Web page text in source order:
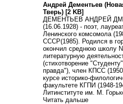
Андрей Дементьев
Тверь) [2 KB]
ДЕМЕНТЬЕВ АНДРЕЙ
(16.06.1928) - поэт,
Ленинского комсомола
СССР(1985). Родился в
окончил среднюю школу
литературную
(стихотворение
правда"), член КПСС
курсе историко-
факультете КГПИ (1948-
Литинституте им. М.
Читать дальше